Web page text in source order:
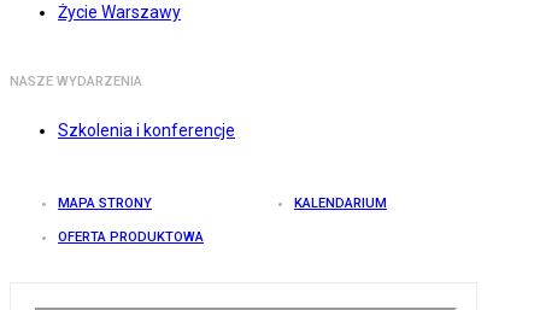
Życie Warszawy
NASZE WYDARZENIA
Szkolenia i konferencje
MAPA STRONY KALENDARIUM
OFERTA PRODUKTOWA